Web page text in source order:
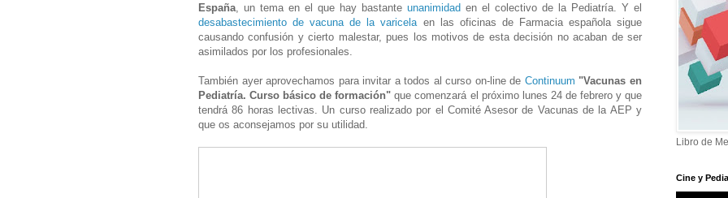
España , un tema en el que hay bastante unanimidad en el colectivo de la Pediatría. Y el
desabastecimiento de vacuna de la varicela en las oficinas de Farmacia española sigue
causando confusión y cierto malestar, pues los motivos de esta decisión no acaban de ser
asimilados por los profesionales.
También ayer aprovechamos para invitar a todos al curso on-line de Continuum "Vacunas en
Pediatría. Curso básico de formación" que comenzará el próximo lunes 24 de febrero y que
tendrá 86 horas lectivas. Un curso realizado por el Comité Asesor de Vacunas de la AEP y
que os aconsejamos por su utilidad.
Libro de
Cine y